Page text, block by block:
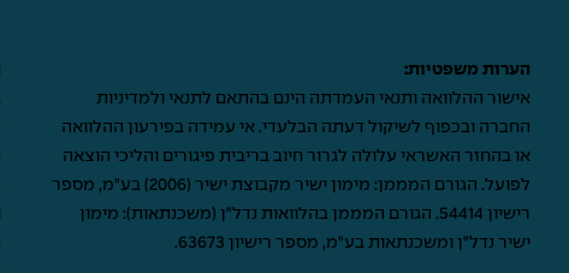
הערות משפטיות:
אישור ההלוואה ותנאי העמדתה הינם בהתאם לתנאי ולמדיניות
החברה ובכפוף לשיקול דעתה הבלעדי. אי עמידה בפירעון ההלוואה
או בהחזר האשראי עלולה לגרור חיוב בריבית פיגורים והליכי הוצאה
לפועל. הגורם המממן: מימון ישיר מקבוצת ישיר (2006) בע"מ, מספר
רישיון 54414. הגורם המממן בהלוואות נדל"ן (משכנתאות): מימון
ישיר נדל"ן ומשכנתאות בע"מ, מספר רישיון 63673.